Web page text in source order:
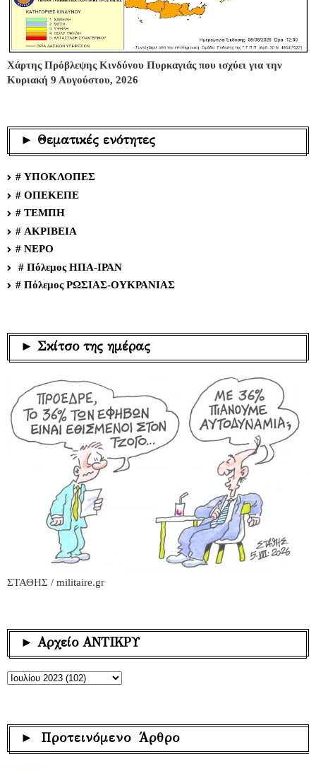
Χάρτης Πρόβλεψης Κινδύνου Πυρκαγιάς που ισχύει για την
Κυριακή 9 Αυγούστου, 2026
► Θεματικές ενότητες
# ΥΠΟΚΛΟΠΕΣ
# ΟΠΕΚΕΠΕ
# ΤΕΜΠΗ
# ΑΚΡΙΒΕΙΑ
# ΝΕΡΟ
# Πόλεμος ΗΠΑ-ΙΡΑΝ
# Πόλεμος ΡΩΣΙΑΣ-ΟΥΚΡΑΝΙΑΣ
► Σκίτσο της ημέρας
ΣΤΑΘΗΣ / militaire.gr
► Αρχείο ΑΝΤΙΚΡΥ
► Προτεινόμενο Άρθρο